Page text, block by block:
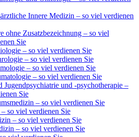
Innere Medizin – so viel verdienen
ohne Zusatzbezeichnung – so viel
Sie
– so viel verdienen Sie
– so viel verdienen Sie
– so viel verdienen Sie
– so viel verdienen Sie
Jugendpsychiatrie und -psychotherapie –
Sie
– so viel verdienen Sie
so viel verdienen Sie
– so viel verdienen Sie
– so viel verdienen Sie